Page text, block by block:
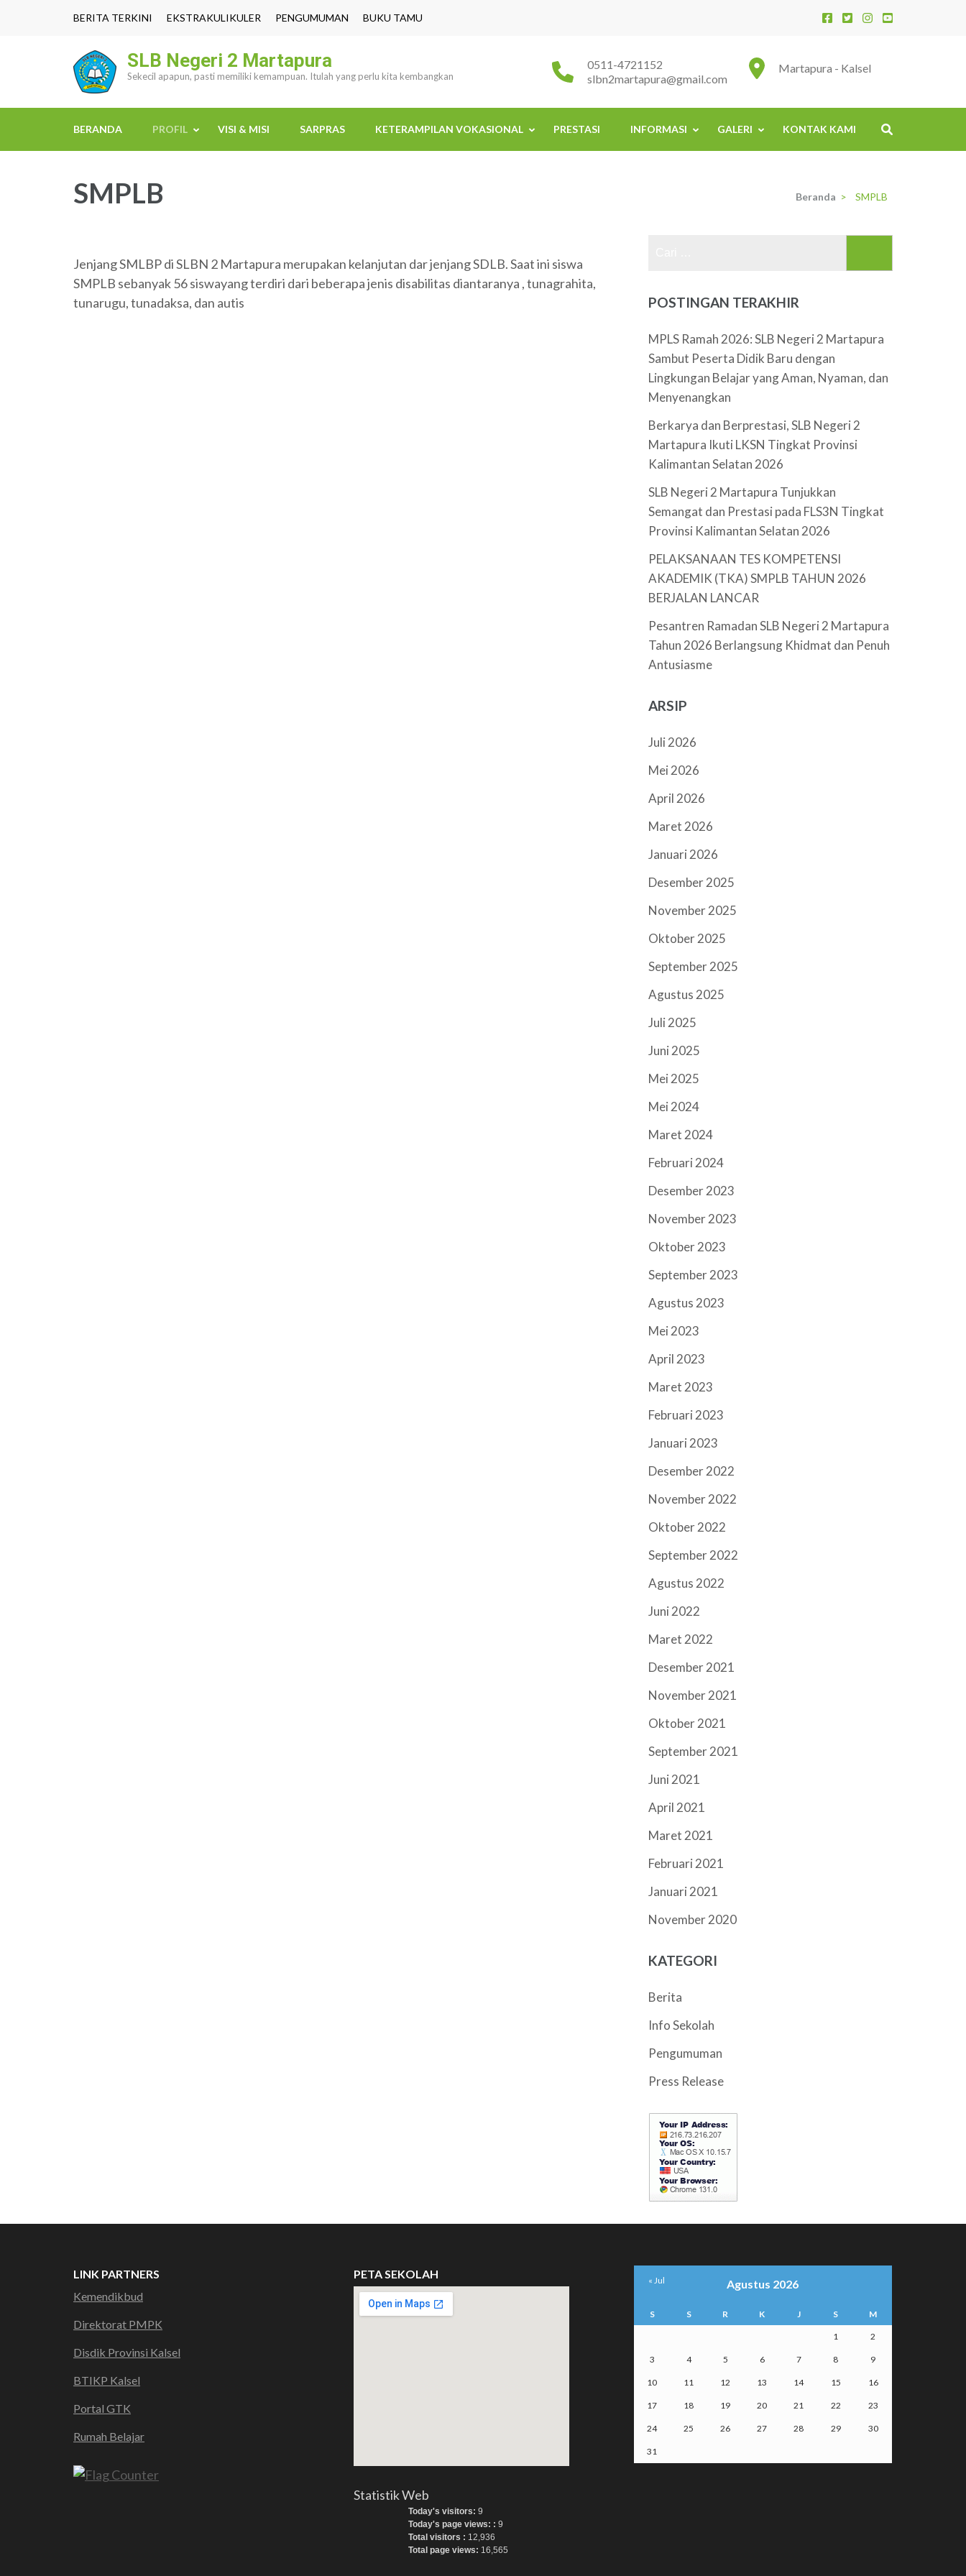
BERITA TERKINI EKSTRAKULIKULER PENGUMUMAN BUKU TAMU
SLB Negeri 2 Martapura
Sekecil apapun, pasti memiliki kemampuan. Itulah yang perlu kita kembangkan
Martapura - Kalsel
0511-4721152
slbn2martapura@gmail.com
BERANDA PROFIL VISI & MISI SARPRAS KETERAMPILAN VOKASIONAL PRESTASI INFORMASI GALERI KONTAK KAMI
SMPLB Beranda > SMPLB
Jenjang SMLBP di SLBN 2 Martapura merupakan kelanjutan dar jenjang SDLB. Saat ini siswa
SMPLB sebanyak 56 siswayang terdiri dari beberapa jenis disabilitas diantaranya , tunagrahita,
tunarugu, tunadaksa, dan autis
POSTINGAN TERAKHIR
MPLS Ramah 2026: SLB Negeri 2 Martapura
Sambut Peserta Didik Baru dengan
Lingkungan Belajar yang Aman, Nyaman, dan
Menyenangkan
Berkarya dan Berprestasi, SLB Negeri 2
Martapura Ikuti LKSN Tingkat Provinsi
Kalimantan Selatan 2026
SLB Negeri 2 Martapura Tunjukkan
Semangat dan Prestasi pada FLS3N Tingkat
Provinsi Kalimantan Selatan 2026
PELAKSANAAN TES KOMPETENSI
AKADEMIK (TKA) SMPLB TAHUN 2026
BERJALAN LANCAR
Pesantren Ramadan SLB Negeri 2 Martapura
Tahun 2026 Berlangsung Khidmat dan Penuh
Antusiasme
ARSIP
Juli 2026
Mei 2026
April 2026
Maret 2026
Januari 2026
Desember 2025
November 2025
Oktober 2025
September 2025
Agustus 2025
Juli 2025
Juni 2025
Mei 2025
Mei 2024
Maret 2024
Februari 2024
Desember 2023
November 2023
Oktober 2023
September 2023
Agustus 2023
Mei 2023
April 2023
Maret 2023
Februari 2023
Januari 2023
Desember 2022
November 2022
Oktober 2022
September 2022
Agustus 2022
Juni 2022
Maret 2022
Desember 2021
November 2021
Oktober 2021
September 2021
Juni 2021
April 2021
Maret 2021
Februari 2021
Januari 2021
November 2020
KATEGORI
Berita
Info Sekolah
Pengumuman
Press Release
LINK PARTNERS
Kemendikbud
Direktorat PMPK
Disdik Provinsi Kalsel
BTIKP Kalsel
Portal GTK
Rumah Belajar
PETA SEKOLAH
Statistik Web
Today's visitors: 9
Today's page views: : 9
Total visitors : 12,936
Total page views: 16,565
Agustus 2026
S S R K J S M
1 2
3 4 5 6 7 8 9
10 11 12 13 14 15 16
17 18 19 20 21 22 23
24 25 26 27 28 29 30
31
« Jul